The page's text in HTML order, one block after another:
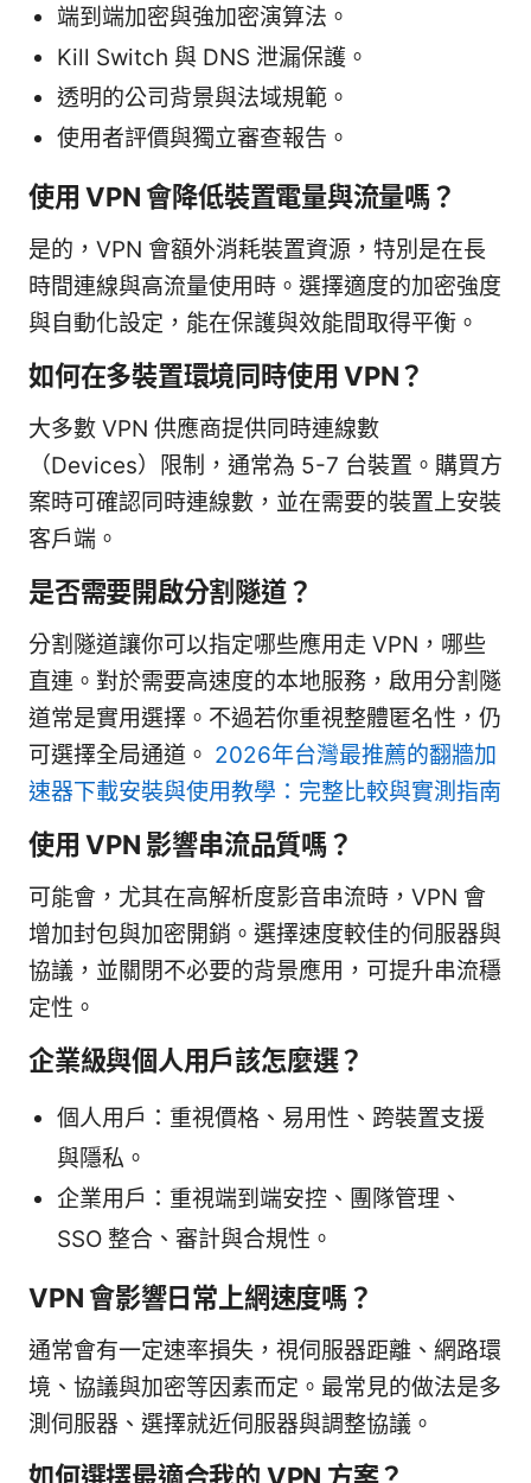
端到端加密與強加密演算法。
Kill Switch 與 DNS 泄漏保護。
透明的公司背景與法域規範。
使用者評價與獨立審查報告。
使用 VPN 會降低裝置電量與流量嗎？
是的，VPN 會額外消耗裝置資源，特別是在長
時間連線與高流量使用時。選擇適度的加密強度
與自動化設定，能在保護與效能間取得平衡。
如何在多裝置環境同時使用 VPN？
大多數 VPN 供應商提供同時連線數
（Devices）限制，通常為 5-7 台裝置。購買方
案時可確認同時連線數，並在需要的裝置上安裝
客戶端。
是否需要開啟分割隧道？
分割隧道讓你可以指定哪些應用走 VPN，哪些
直連。對於需要高速度的本地服務，啟用分割隧
道常是實用選擇。不過若你重視整體匿名性，仍
可選擇全局通道。 2026年台灣最推薦的翻牆加
速器下載安裝與使用教學：完整比較與實測指南
使用 VPN 影響串流品質嗎？
可能會，尤其在高解析度影音串流時，VPN 會
增加封包與加密開銷。選擇速度較佳的伺服器與
協議，並關閉不必要的背景應用，可提升串流穩
定性。
企業級與個人用戶該怎麼選？
個人用戶：重視價格、易用性、跨裝置支援
與隱私。
企業用戶：重視端到端安控、團隊管理、
SSO 整合、審計與合規性。
VPN 會影響日常上網速度嗎？
通常會有一定速率損失，視伺服器距離、網路環
境、協議與加密等因素而定。最常見的做法是多
測伺服器、選擇就近伺服器與調整協議。
如何選擇最適合我的 VPN 方案？